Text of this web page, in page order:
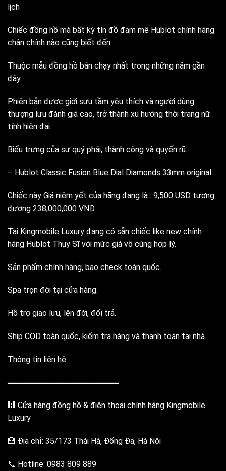
lịch
Chiếc đồng hồ mà bất kỳ tín đồ đam mê Hublot chính hãng
chân chính nào cũng biết đến.
Thuộc mẫu đồng hồ bán chạy nhất trong những năm gần
đây.
Phiên bản được giới sưu tầm yêu thích và người dùng
thượng lưu đánh giá cao, trở thành xu hướng thời trang nữ
tính hiện đại.
Biểu trưng của sự quý phái, thành công và quyến rũ.
– Hublot Classic Fusion Blue Dial Diamonds 33mm original
Chiếc này Giá niêm yết của hãng đang là : 9,500 USD tương
đương 238,000,000 VNĐ
Tại Kingmobile Luxury đang có sẵn chiếc like new chính
hãng Hublot Thụy Sĩ với mức giá vô cùng hợp lý.
Sản phẩm chính hãng, bao check toàn quốc.
Spa trọn đời tại cửa hàng.
Hỗ trợ giao lưu, lên đời, đổi trả.
Ship COD toàn quốc, kiểm tra hàng và thanh toán tại nhà.
Thông tin liên hệ:
════════════════════
🕍 Cửa hàng đồng hồ & điện thoại chính hãng Kingmobile
Luxury
🏣 Địa chỉ: 35/173 Thái Hà, Đống Đa, Hà Nội
📞 Hotline: 0983 809 889